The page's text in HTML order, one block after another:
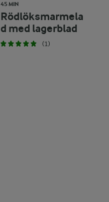
45 MIN
Rödlöksmarmela
d med lagerblad
(1)